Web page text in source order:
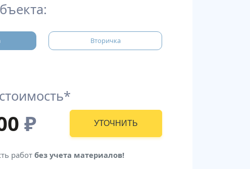
Вторичка
₽ УТОЧНИТЬ
работ без учета материалов!